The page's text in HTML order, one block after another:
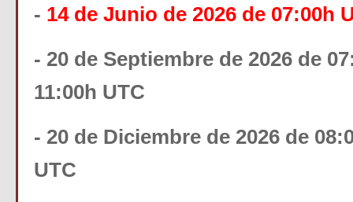
- 14 de Junio de 2026 de 07:00h
- 20 de Septiembre de 2026 de
11:00h UTC
- 20 de Diciembre de 2026 de
UTC